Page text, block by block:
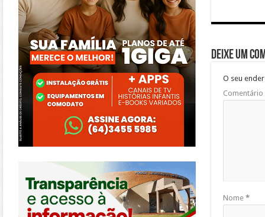
Deixe um
O seu
Comentário
Nome *
https://morrinhos.go.leg.br/